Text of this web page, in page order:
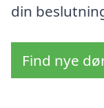
din
Find nye